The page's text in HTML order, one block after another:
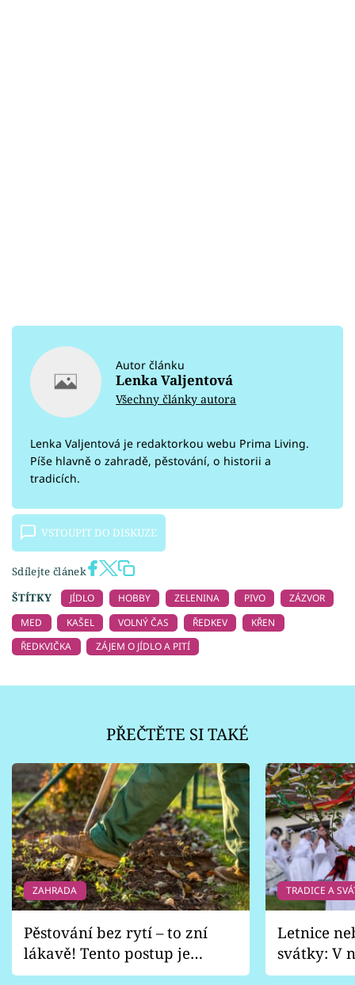
Autor článku
Lenka Valjentová
Všechny články autora
Lenka Valjentová je redaktorkou webu Prima Living.
Píše hlavně o zahradě, pěstování, o historii a
tradicích.
VSTOUPIT DO DISKUZE
Sdílejte článek
ŠTÍTKY
JÍDLO HOBBY ZELENINA PIVO
ZÁZVOR
MED
KAŠEL VOLNÝ ČAS ŘEDKEV
KŘEN
ŘEDKVIČKA
ZÁJEM O JÍDLO A PITÍ
PŘEČTĚTE SI TAKÉ
ZAHRADA
Pěstování bez rytí – to zní
lákavě! Tento postup je
vhodný jen pro některé
TRADICE A
Letnice
svátky: V
pondělí